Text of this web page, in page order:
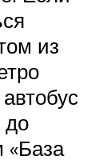
из
до
«База